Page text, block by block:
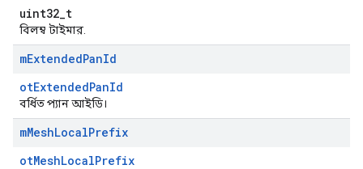
uint32_t
বিলম্ব টাইমার.
mExtendedPanId
otExtendedPanId
বর্ধিত প্যান আইডি।
mMeshLocalPrefix
otMeshLocalPrefix